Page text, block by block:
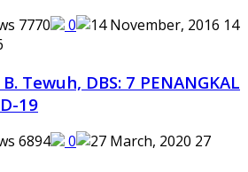
7770 0
14
Tewuh, DBS: 7 PENANGKAL
19
6894 0
27